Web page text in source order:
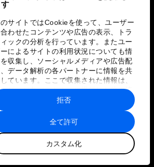
す
サイトではCookieを使って、ユーザー
わせたコンテンツや広告の表示、トラ
ックの分析を行っています。またユー
によるサイトの利用状況についても情
収集し、ソーシャルメディアや広告配
データ解析の各パートナーに情報を共
ています。ここで収集された情報は、
ーザーが各パートナーに提供した他の情
各パートナーのサービスを使用した際
収集された情報と組み合わされ、各パー
ーによって使用されることがありま
全て許可
カスタム化
拒否